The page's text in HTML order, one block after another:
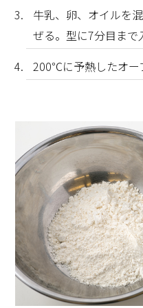
牛乳、卵、オイルを
ぜる。型に7分目まで
200℃に予熱したオー